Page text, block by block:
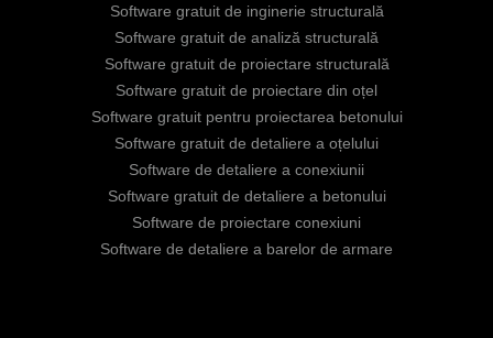
Software gratuit de inginerie structurală
Software gratuit de analiză structurală
Software gratuit de proiectare structurală
Software gratuit de proiectare din oțel
Software gratuit pentru proiectarea betonului
Software gratuit de detaliere a oțelului
Software de detaliere a conexiunii
Software gratuit de detaliere a betonului
Software de proiectare conexiuni
Software de detaliere a barelor de armare